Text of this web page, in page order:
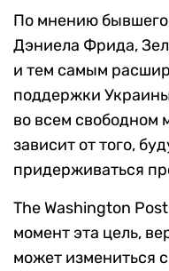
По мнению
Дэниела Фрида,
и тем самым
поддержки
во всем свободном
зависит от того,
придерживаться
The Washington
момент эта цель,
может измениться